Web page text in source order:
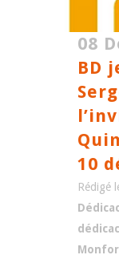
08
BD
10
Rédigé